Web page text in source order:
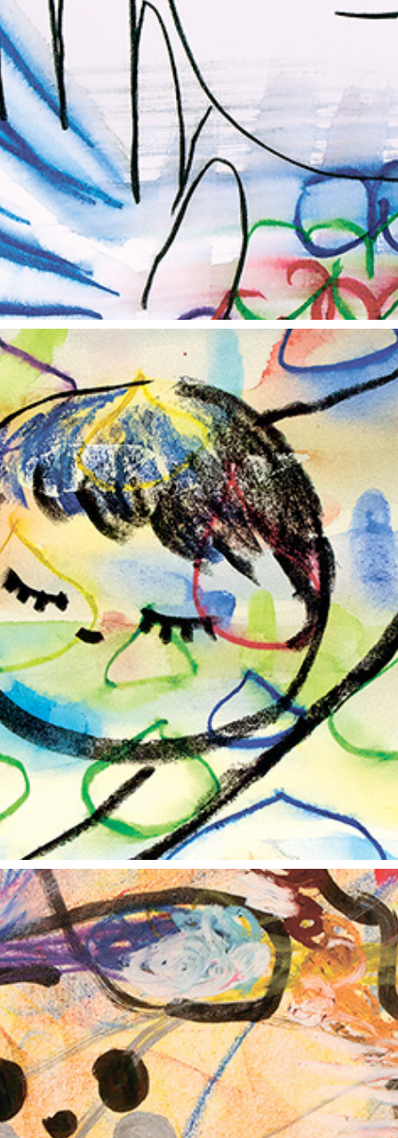
朝露通信101-110 ASATUYUTUUSHIN101-110
2015
朝露通信091-100 ASATUYUTUUSHIN091-100
2015
朝露通信081-090 ASATUYUTUUSHIN071-080